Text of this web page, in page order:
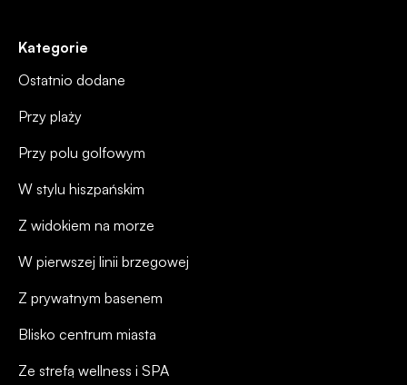
Kategorie
Ostatnio dodane
Przy plaży
Przy polu golfowym
W stylu hiszpańskim
Z widokiem na morze
W pierwszej linii brzegowej
Z prywatnym basenem
Blisko centrum miasta
Ze strefą wellness i SPA